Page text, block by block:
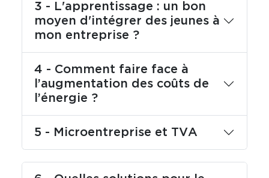
3 - L'apprentissage : un bon
moyen d'intégrer des jeunes à
mon entreprise ?
4 - Comment faire face à
l’augmentation des coûts de
l’énergie ?
5 - Microentreprise et TVA